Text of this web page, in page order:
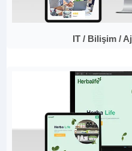
IT / Bilişim /